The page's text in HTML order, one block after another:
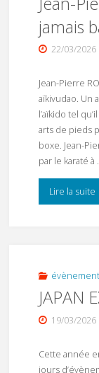
jamais
22/03/2026
Jean-Pierre
aïkivudao. Un
l’aïkido tel
arts de pieds
boxe. Jean-
par le karaté à
Lire la suite
JAPAN
19/03/2026
Cette année
jours